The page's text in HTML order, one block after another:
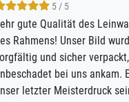
5 / 5
des Leinwanddrucks
Unser Bild wurde sehr
sicher verpackt, so dass es
bei uns ankam. Es wird
Meisterdruck sein. Vielen